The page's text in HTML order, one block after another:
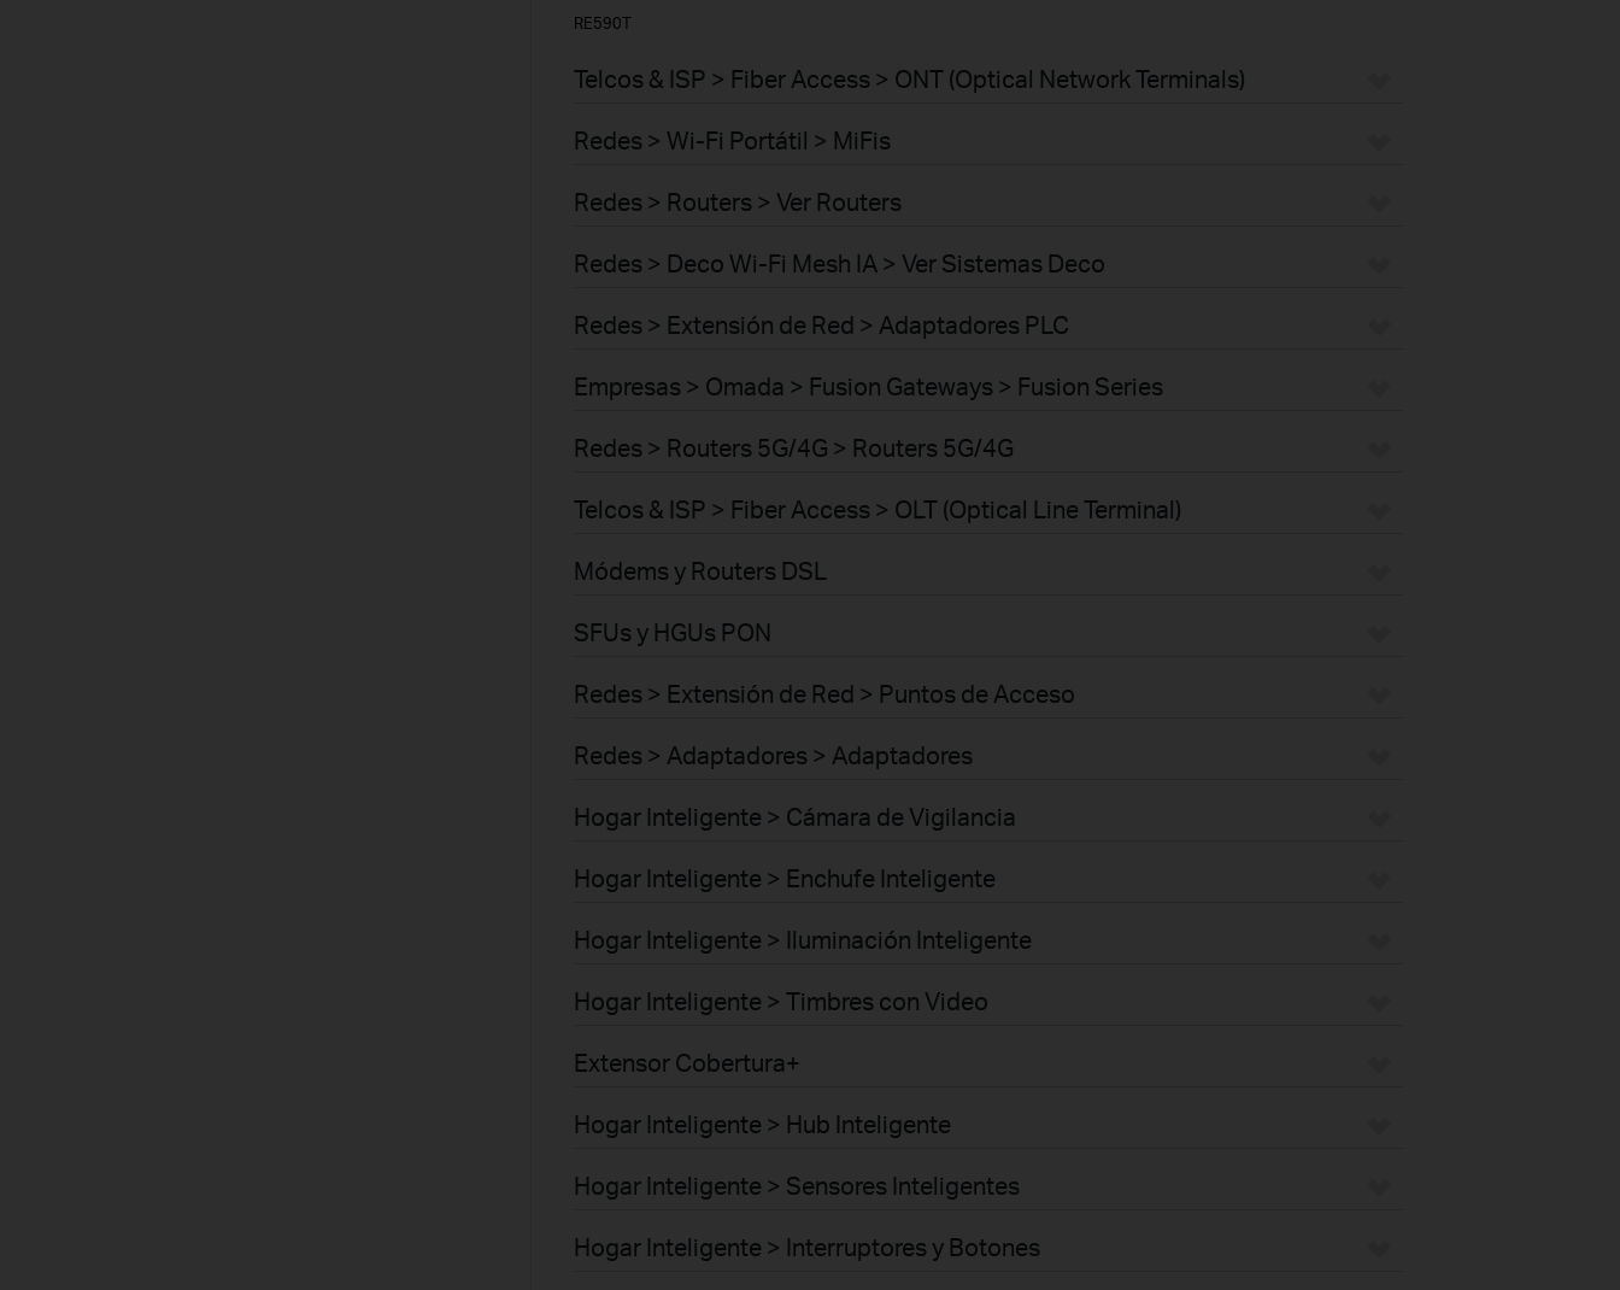
RE590T
Telcos & ISP > Fiber Access > ONT (Optical Network Terminals)
Redes > Wi-Fi Portátil > MiFis
Redes > Routers > Ver Routers
Redes > Deco Wi-Fi Mesh IA > Ver Sistemas Deco
Redes > Extensión de Red > Adaptadores PLC
Empresas > Omada > Fusion Gateways > Fusion Series
Redes > Routers 5G/4G > Routers 5G/4G
Telcos & ISP > Fiber Access > OLT (Optical Line Terminal)
Módems y Routers DSL
SFUs y HGUs PON
Redes > Extensión de Red > Puntos de Acceso
Redes > Adaptadores > Adaptadores
Hogar Inteligente > Cámara de Vigilancia
Hogar Inteligente > Enchufe Inteligente
Hogar Inteligente > Iluminación Inteligente
Hogar Inteligente > Timbres con Video
Extensor Cobertura+
Hogar Inteligente > Hub Inteligente
Hogar Inteligente > Sensores Inteligentes
Hogar Inteligente > Interruptores y Botones